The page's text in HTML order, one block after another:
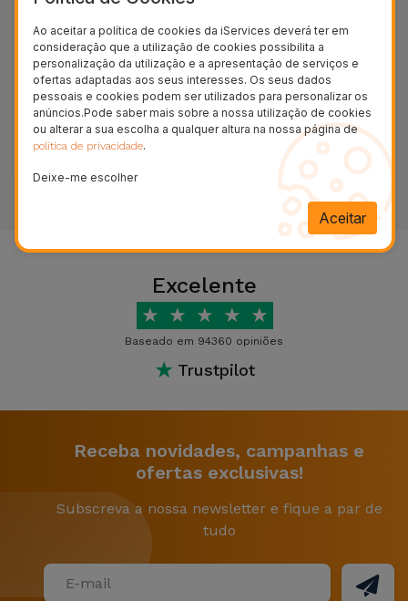
Acessórios
de
Computador
Acessórios
Formulário de Suporte
ACEDER AO FORMULÁRIO
Excelente
★ ★ ★ ★ ★
Baseado em 94360 opiniões
★ Trustpilot
Receba novidades, campanhas e
ofertas exclusivas!
Subscreva a nossa newsletter e fique a par de
tudo
Ao aceitar a política de cookies da iServices deverá ter em
consideração que a utilização de cookies possibilita a
personalização da utilização e a apresentação de serviços e
ofertas adaptadas aos seus interesses. Os seus dados
pessoais e cookies podem ser utilizados para personalizar os
anúncios.Pode saber mais sobre a nossa utilização de cookies
ou alterar a sua escolha a qualquer altura na nossa página de
política de privacidade.
Deixe-me escolher
Aceitar